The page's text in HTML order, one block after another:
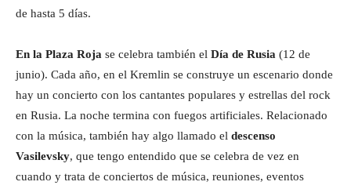
de hasta 5 días.
En la Plaza Roja se celebra también el Día de Rusia (12 de
junio). Cada año, en el Kremlin se construye un escenario donde
hay un concierto con los cantantes populares y estrellas del rock
en Rusia. La noche termina con fuegos artificiales. Relacionado
con la música, también hay algo llamado el descenso
Vasilevsky, que tengo entendido que se celebra de vez en
cuando y trata de conciertos de música, reuniones, eventos